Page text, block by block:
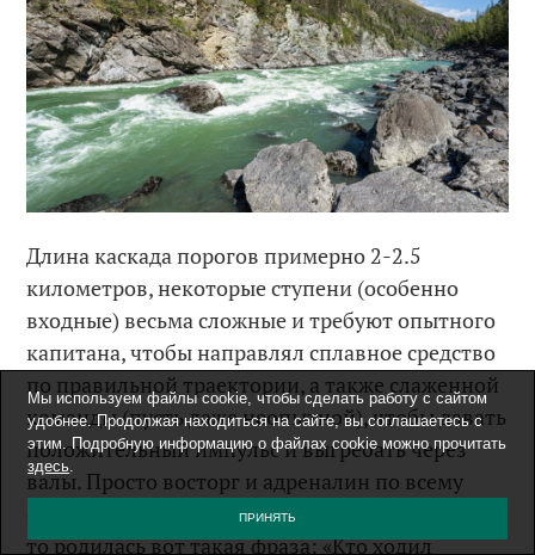
Длина каскада порогов примерно 2-2.5
километров, некоторые ступени (особенно
входные) весьма сложные и требуют опытного
капитана, чтобы направлял сплавное средство
по правильной траектории, а также слаженной
команды (пусть даже неопытной), чтобы давать
положительный импульс и выгребать через
валы. Просто восторг и адреналин по всему
организму! Когда прошёл «трубу»
то родилась вот такая фраза: «Кто ходил
Мы используем файлы cookie, чтобы сделать работу с сайтом
удобнее. Продолжая находиться на сайте, вы соглашаетесь с
этим. Подробную информацию о файлах cookie можно прочитать
здесь.
ПРИНЯТЬ